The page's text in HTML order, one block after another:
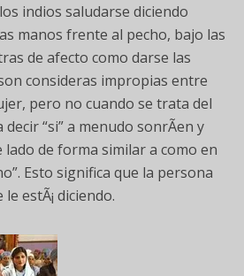
indios saludarse diciendo
manos frente al pecho, bajo las
de afecto como darse las
consideras impropias entre
pero no cuando se trata del
“si” a menudo sonrÃ­en y
lado de forma similar a como en
Esto significa que la persona
estÃ¡ diciendo.